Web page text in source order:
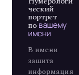
ческий
портрет
по вашему
имени
В имени
зашита
информация